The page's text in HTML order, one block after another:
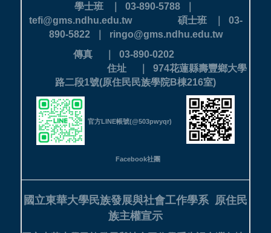
學士班 ｜ 03-890-5788 ｜
tefi@gms.ndhu.edu.tw 碩士班 ｜ 03-
890-5822 ｜ ringo@gms.ndhu.edu.tw
傳真 ｜ 03-890-0202
住址 ｜ 974花蓮縣壽豐鄉大學
路二段1號(原住民民族學院B棟216室)
官方LINE帳號(@503pwyqr)
Facebook社團
國立東華大學民族發展與社會工作學系 原住民
族主權宣示